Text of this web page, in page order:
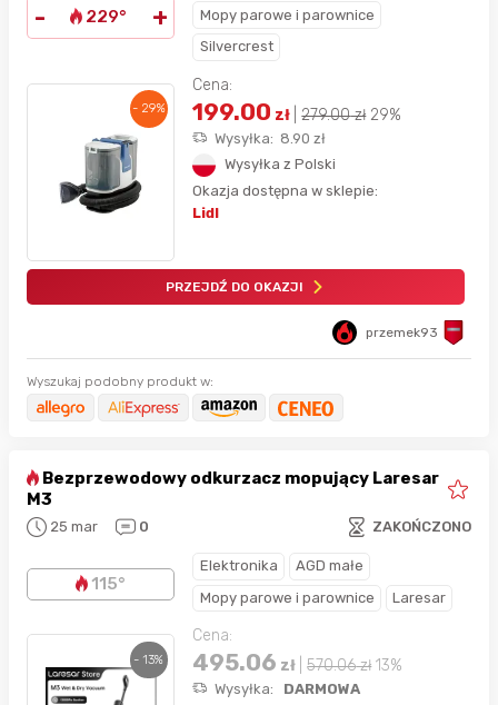
- 229° +
Mopy parowe i parownice
Silvercrest
- 29%
Cena:
199.00 zł 279.00zł 29%
Wysyłka: 8.90 zł
Wysyłka z Polski
Okazja dostępna w sklepie:
Lidl
PRZEJDŹ DO OKAZJI
przemek93
Wyszukaj podobny produkt w:
Bezprzewodowy odkurzacz mopujący Laresar
M3
25 mar 0 ZAKOŃCZONO
115°
Elektronika
AGD małe
Mopy parowe i parownice
Laresar
- 13%
Cena:
495.06 zł 570.06zł 13%
Wysyłka:
DARMOWA